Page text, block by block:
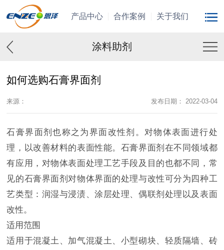
产品中心 合作案例 关于我们
涂料助剂
如何选购石膏界面剂
来源： 发布日期： 2022-03-04
石膏界面剂也称之为界面改性剂。对物体表面进行处
理，以改善材料的表面性能。 石膏界面剂在不同领域都
有应用，对物体表面处理工艺手段及目的也都不同，常
见的石膏界面剂对物体界面的处理与改性可分为四种工
艺类型：润湿与浸渍、涂层处理、偶联剂处理以及表面
改性。
适用范围
适用于混凝土、加气混凝土、小型砌块、轻质隔墙、砖